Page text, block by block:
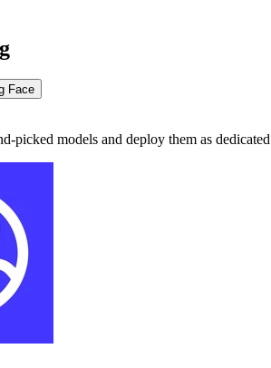
Face
picked models and deploy them as